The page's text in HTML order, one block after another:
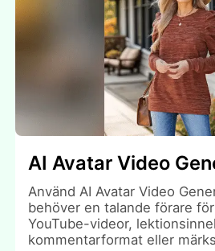
AI Avatar Video
Använd AI Avatar Video
behöver en talande förare
YouTube-videor,
kommentarformat eller